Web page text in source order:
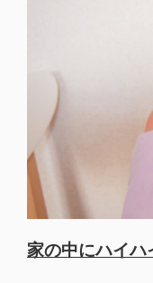
家の中にハイハ